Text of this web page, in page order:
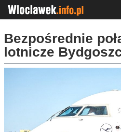
Bezpośrednie
lotnicze